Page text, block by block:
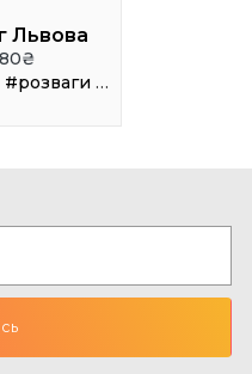
Львова
#розваги #клуби